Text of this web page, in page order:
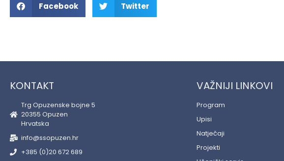
Facebook Twitter
KONTAKT
Trg Opuzenske bojne 5
20355 Opuzen
Hrvatska
info@ssopuzen.hr
+385 (0)20 672 689
VAŽNIJI LINKOVI
Program
Upisi
Natječaji
Projekti